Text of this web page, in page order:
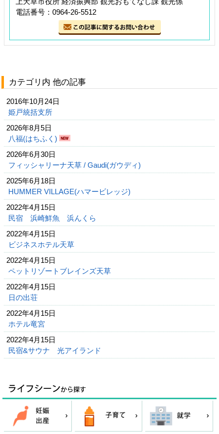
電話番号：0964-26-5512
カテゴリ内 他の記事
2016年10月24日
姫戸統括支所
2026年8月5日
八福(はちふく)
2026年6月30日
フィッシャリーナ天草 / Gaudi(ガウディ)
2025年6月18日
HUMMER VILLAGE(ハマービレッジ)
2022年4月15日
民宿 浜崎鮮魚 浜んくら
2022年4月15日
ビジネスホテル天草
2022年4月15日
ペットリゾートブレインズ天草
2022年4月15日
日の出荘
2022年4月15日
ホテル竜宮
2022年4月15日
民宿&サウナ 光アイランド